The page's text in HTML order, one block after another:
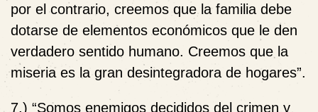
por el contrario, creemos que la familia debe
dotarse de elementos económicos que le den
verdadero sentido humano. Creemos que la
miseria es la gran desintegradora de hogares”.
7.) “Somos enemigos decididos del crimen y